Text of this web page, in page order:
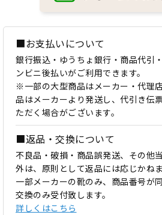
■お支払いについて
銀行振込・ゆうちょ銀行・商品代引
ンビニ後払いがご利用できます。
※一部の大型商品はメーカー・代理
品はメーカーより発送し、代引き伝
ただく場合がございます。
■返品・交換について
不良品・破損・商品誤発送、その他
外は、原則として返品には応じかねま
一部メーカーの靴のみ、商品番号が
交換のみ受付致します。
詳しくはこちら